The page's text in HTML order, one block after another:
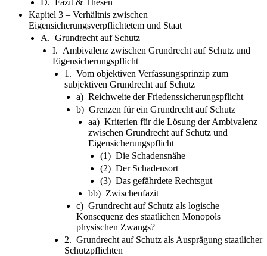
D. Fazit & Thesen
Kapitel 3 – Verhältnis zwischen
Eigensicherungsverpflichtetem und Staat
A. Grundrecht auf Schutz
I. Ambivalenz zwischen Grundrecht auf Schutz und
Eigensicherungspflicht
1. Vom objektiven Verfassungsprinzip zum
subjektiven Grundrecht auf Schutz
a) Reichweite der Friedenssicherungspflicht
b) Grenzen für ein Grundrecht auf Schutz
aa) Kriterien für die Lösung der Ambivalenz
zwischen Grundrecht auf Schutz und
Eigensicherungspflicht
(1) Die Schadensnähe
(2) Der Schadensort
(3) Das gefährdete Rechtsgut
bb) Zwischenfazit
c) Grundrecht auf Schutz als logische
Konsequenz des staatlichen Monopols
physischen Zwangs?
2. Grundrecht auf Schutz als Ausprägung staatlicher
Schutzpflichten